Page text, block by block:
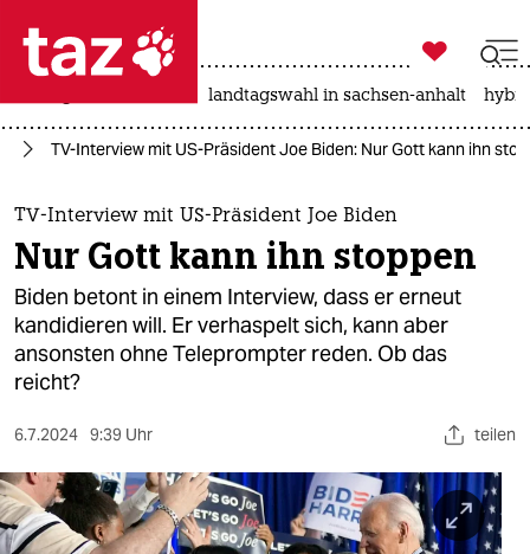
 taz zahl ich
taz zahl ich
themen
politik
öko
gesellschaft
kultur
sport
berlin

taz zahl ich
landtagswahl in sachsen-anhalt
TV-Interview mit US-Präsident Joe Biden: Nur Gott kann ihn
TV-Interview mit US-Präsident Joe Biden
Nur Gott kann ihn stoppen
Biden betont in einem Interview, dass er erneut
kandidieren will. Er verhaspelt sich, kann aber
ansonsten ohne Teleprompter reden. Ob das
reicht?
6.7.2024 9:39 Uhr teilen